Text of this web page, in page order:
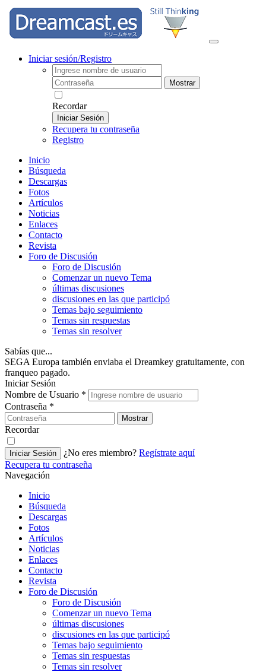
Iniciar sesión/Registro
Mostrar
Recordar
Iniciar Sesión
Recupera tu contraseña
Registro
Inicio
Búsqueda
Descargas
Fotos
Artículos
Noticias
Enlaces
Contacto
Revista
Foro de Discusión
Foro de Discusión
Comenzar un nuevo Tema
últimas discusiones
discusiones en las que participó
Temas bajo seguimiento
Temas sin respuestas
Temas sin resolver
Sabías que...
SEGA Europa también enviaba el Dreamkey gratuitamente, con
franqueo pagado.
Iniciar Sesión
Nombre de Usuario *
Contraseña *
Mostrar
Recordar
Iniciar Sesión ¿No eres miembro? Regístrate aquí
Recupera tu contraseña
Navegación
Inicio
Búsqueda
Descargas
Fotos
Artículos
Noticias
Enlaces
Contacto
Revista
Foro de Discusión
Foro de Discusión
Comenzar un nuevo Tema
últimas discusiones
discusiones en las que participó
Temas bajo seguimiento
Temas sin respuestas
Temas sin resolver